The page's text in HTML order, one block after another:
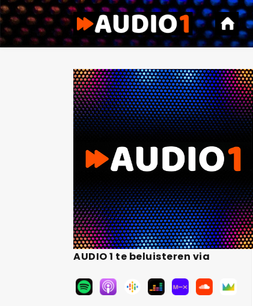
AUDIO 1 te beluisteren via